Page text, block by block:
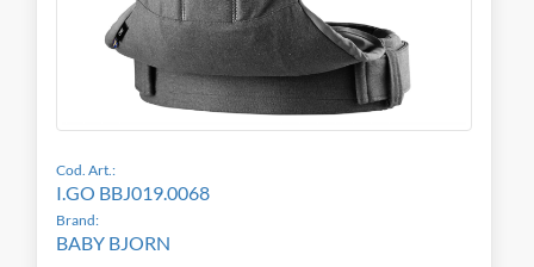
Cod. Art.:
I.GO BBJ019.0068
Brand:
BABY BJORN